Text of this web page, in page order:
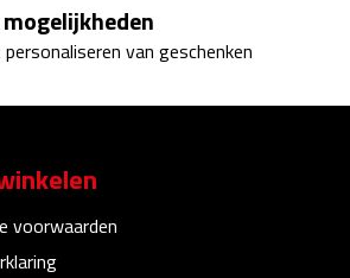
mogelijkheden
van geschenken
voorwaarden